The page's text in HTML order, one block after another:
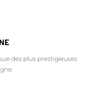
des plus prestigieuses